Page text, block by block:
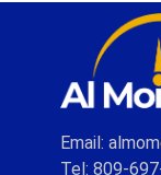
Email:
Tel: 809-